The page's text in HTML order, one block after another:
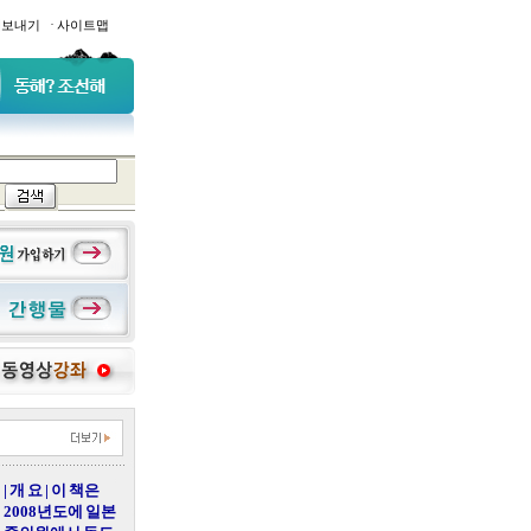
내기 · 사이트맵
| 개 요 | 이 책은
2008년도에 일본